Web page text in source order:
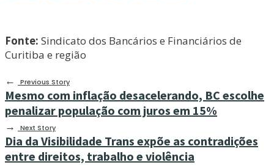
Fonte: Sindicato dos Bancários e Financiários de
Curitiba e região
←
Previous Story
Mesmo com inflação desacelerando, BC escolhe
penalizar população com juros em 15%
→ Next Story
Dia da Visibilidade Trans expõe as contradições
entre direitos, trabalho e violência